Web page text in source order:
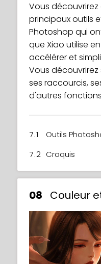
Vous
principaux outils
Photoshop qui
que Xiao utilise
accélérer et
Vous
ses raccourcis,
d'autres
7.1 Outils
7.2 Croquis
08 Couleur